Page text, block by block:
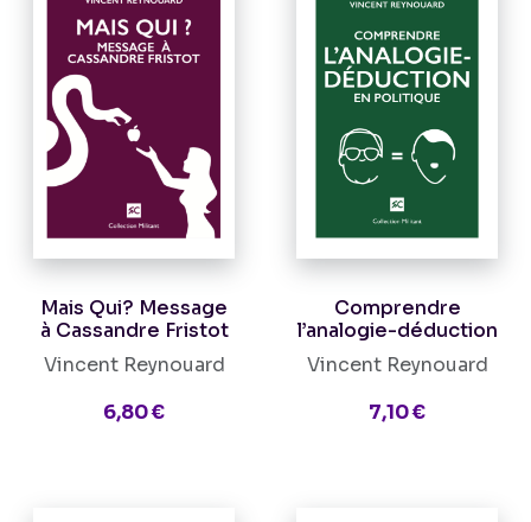
Mais Qui? Message
à Cassandre Fristot
Vincent Reynouard
6,80 €
Comprendre
l’analogie-déduction
Vincent Reynouard
7,10 €